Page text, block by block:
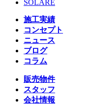
SOLARE
施工実績
コンセプト
ニュース
ブログ
コラム
販売物件
スタッフ
会社情報